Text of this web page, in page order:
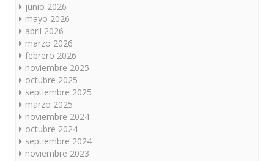
junio 2026
mayo 2026
abril 2026
marzo 2026
febrero 2026
noviembre 2025
octubre 2025
septiembre 2025
marzo 2025
noviembre 2024
octubre 2024
septiembre 2024
noviembre 2023